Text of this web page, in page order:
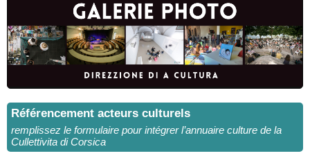
Référencement acteurs culturels
remplissez le formulaire pour intégrer l’annuaire culture de la
Cullettivita di Corsica